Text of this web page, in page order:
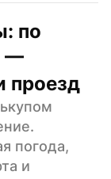
по
—
проезд
погода,
и